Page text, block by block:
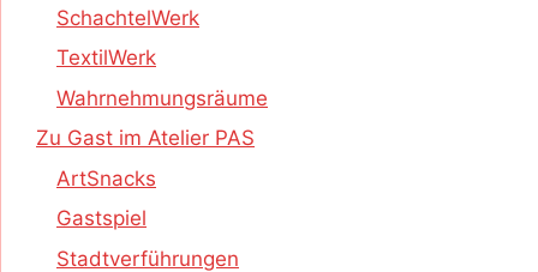
SchachtelWerk
TextilWerk
Wahrnehmungsräume
Zu Gast im Atelier PAS
ArtSnacks
Gastspiel
Stadtverführungen